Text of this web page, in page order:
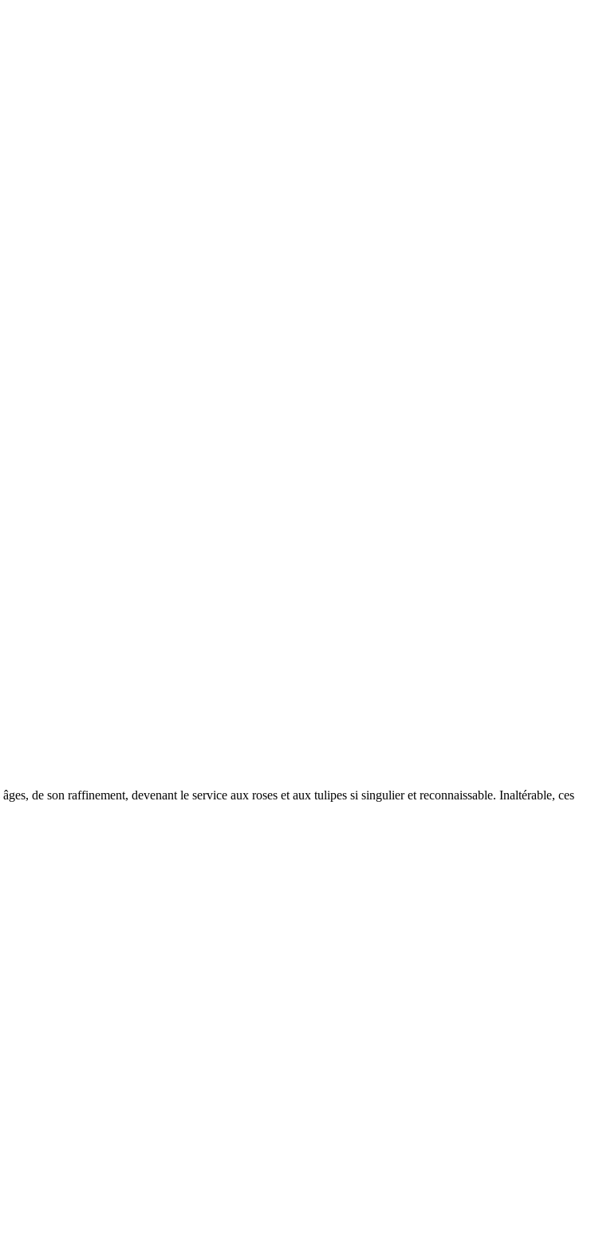
de son raffinement, devenant le service aux roses et aux tulipes si singulier et reconnaissable. Inaltérable, ces